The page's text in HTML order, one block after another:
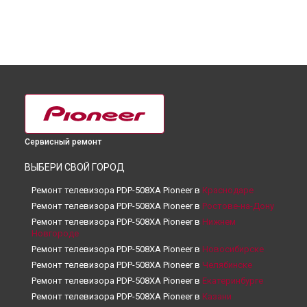
Сервисный ремонт
ВЫБЕРИ СВОЙ ГОРОД
Ремонт телевизора PDP-508XA Pioneer в Краснодаре
Ремонт телевизора PDP-508XA Pioneer в Ростове-на-Дону
Ремонт телевизора PDP-508XA Pioneer в Нижнем
Новгороде
Ремонт телевизора PDP-508XA Pioneer в Новосибирске
Ремонт телевизора PDP-508XA Pioneer в Челябинске
Ремонт телевизора PDP-508XA Pioneer в Екатеринбурге
Ремонт телевизора PDP-508XA Pioneer в Казани